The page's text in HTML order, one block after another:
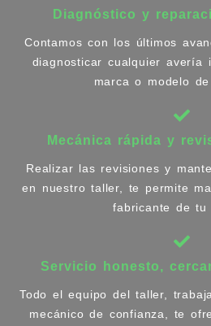
Diagnóstico y
Contamos con los últimos
diagnosticar cualquier avería
marca o modelo de
Mecánica rápida y
Realizar las revisiones y
en nuestro taller, te permite
fabricante de tu
Servicio honesto,
Todo el equipo del taller,
mecánico de confianza, te